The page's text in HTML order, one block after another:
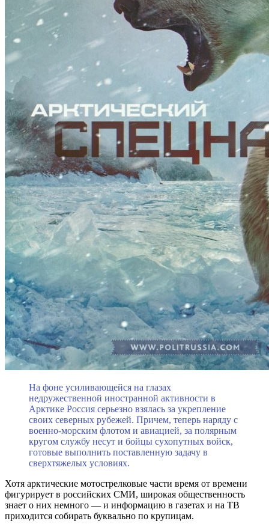
На фоне усиливающейся на глазах
недружественной иностранной активности в
Арктике Россия серьезно взялась за укрепление
своих северных рубежей. Причем, теперь наряду с
военно-морским флотом и авиацией, за полярным
кругом службу несут и бойцы сухопутных войск,
готовые выполнить поставленную задачу в
сверхтяжелых условиях.
Хотя арктические мотострелковые части время от времени
фигурирует в российских СМИ, широкая общественность
знает о них немного — и информацию в газетах и на ТВ
приходится собирать буквально по крупицам.